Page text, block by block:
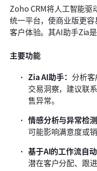
Zoho CRM将人工智能驱
统一平台，使商业版更
客户体验。其AI助手Zia
主要功能
Zia AI助手： 分析
交易洞察，建议联
售异常。
情感分析与异常检测
可能影响满意度或
基于AI的工作流自
潜在客户分配、跟